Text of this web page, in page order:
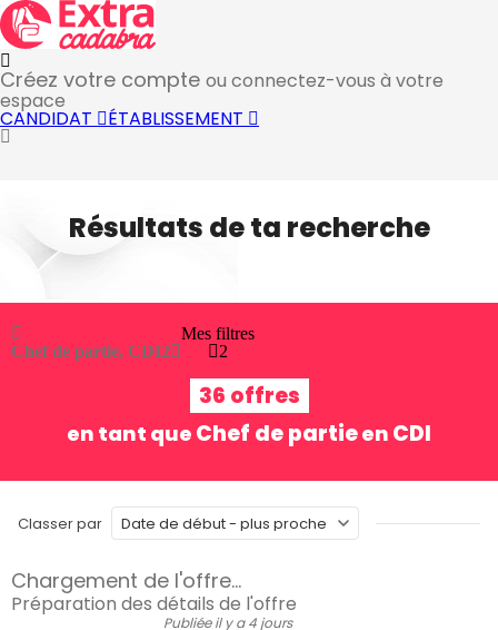
Créez votre compte ou connectez-vous à votre
espace
CANDIDAT ÉTABLISSEMENT
Résultats de ta recherche
Chef de partie, CDI2
Mes filtres
2
36 offres
en tant que Chef de partieen CDI
Classer par
Chargement de l'offre...
Préparation des détails de l'offre
Publiée il y a 4 jours